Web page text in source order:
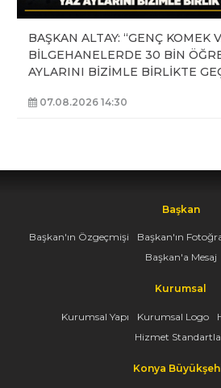
BAŞKAN ALTAY: “GENÇ KOMEK
BİLGEHANELERDE 30 BİN
AYLARINI BİZİMLE BİRLİKTE
07.08.2026 14:30
Başkan
Başkan'ın Özgeçmişi Başkan'ın
Başkan'a Mesaj
Kurumsal
Kurumsal Yapı Kurumsal Logo
Hizmet
Konya